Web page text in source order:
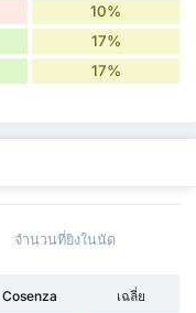
10%
17%
17%
จำนวนที่ยิงในนัด
Cosenza เฉลี่ย